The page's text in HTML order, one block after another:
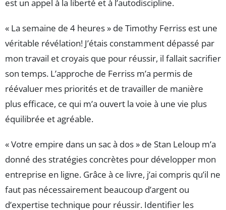
est un appel à la liberté et à l’autodiscipline.
« La semaine de 4 heures » de Timothy Ferriss est une
véritable révélation! J’étais constamment dépassé par
mon travail et croyais que pour réussir, il fallait sacrifier
son temps. L’approche de Ferriss m’a permis de
réévaluer mes priorités et de travailler de manière
plus efficace, ce qui m’a ouvert la voie à une vie plus
équilibrée et agréable.
« Votre empire dans un sac à dos » de Stan Leloup m’a
donné des stratégies concrètes pour développer mon
entreprise en ligne. Grâce à ce livre, j’ai compris qu’il ne
faut pas nécessairement beaucoup d’argent ou
d’expertise technique pour réussir. Identifier les